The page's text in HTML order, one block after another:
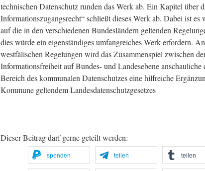
technischen Datenschutz runden das Werk ab. Ein Kapitel über
Informationszugangsrecht“ schließt dieses Werk ab. Dabei ist
auf die in den verschiedenen Bundesländern geltenden
dies würde ein eigenständiges umfangreiches Werk erfordern.
westfälischen Regelungen wird das Zusammenspiel zwischen
Informationsfreiheit auf Bundes- und Landesebene
Bereich des kommunalen Datenschutzes eine hilfreiche
Kommune geltendem Landesdatenschutzgesetzes
Dieser Beitrag darf gerne geteilt werden:
spenden teilen teilen